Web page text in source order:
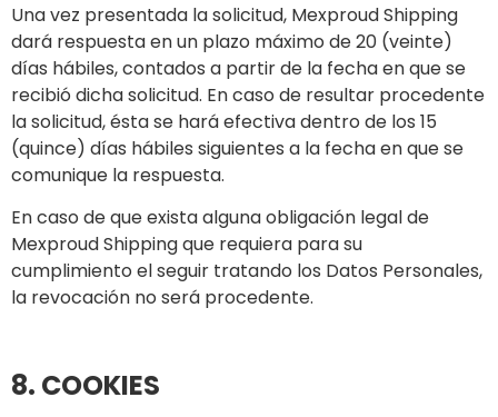
Una vez presentada la solicitud, Mexproud Shipping
dará respuesta en un plazo máximo de 20 (veinte)
días hábiles, contados a partir de la fecha en que se
recibió dicha solicitud. En caso de resultar procedente
la solicitud, ésta se hará efectiva dentro de los 15
(quince) días hábiles siguientes a la fecha en que se
comunique la respuesta.
En caso de que exista alguna obligación legal de
Mexproud Shipping que requiera para su
cumplimiento el seguir tratando los Datos Personales,
la revocación no será procedente.
8. COOKIES